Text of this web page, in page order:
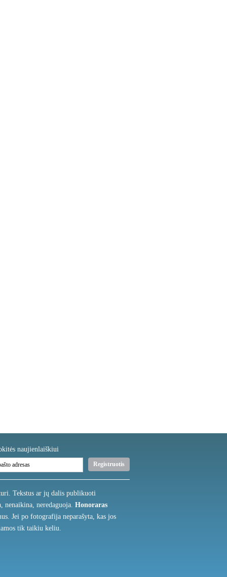
naujienlaiškiui
Tekstus ar jų dalis publikuoti
nenaikina, neredaguoja. Honoraras
Jei po fotografija neparašyta, kas jos
tik taikiu keliu.